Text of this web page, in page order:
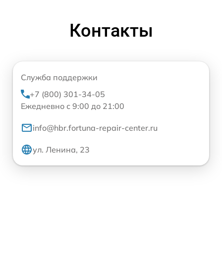
Контакты
Служба поддержки
+7 (800) 301-34-05
Ежедневно с 9:00 до 21:00
info@hbr.fortuna-repair-center.ru
ул. Ленина, 23